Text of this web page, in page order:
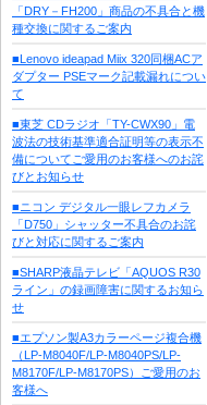
「DRY－FH200」商品の不具合と機
種交換に関するご案内
■Lenovo ideapad Miix 320同梱ACア
ダプター PSEマーク記載漏れについ
て
■東芝 CDラジオ「TY-CWX90」電
波法の技術基準適合証明等の表示不
備についてご愛用のお客様へのお詫
びとお知らせ
■ニコン デジタル一眼レフカメラ
「D750」シャッター不具合のお詫
びと対応に関するご案内
■SHARP液晶テレビ「AQUOS R30
ライン」の録画障害に関するお知ら
せ
■エプソン製A3カラーページ複合機
（LP-M8040F/LP-M8040PS/LP-
M8170F/LP-M8170PS）ご愛用のお
客様へ